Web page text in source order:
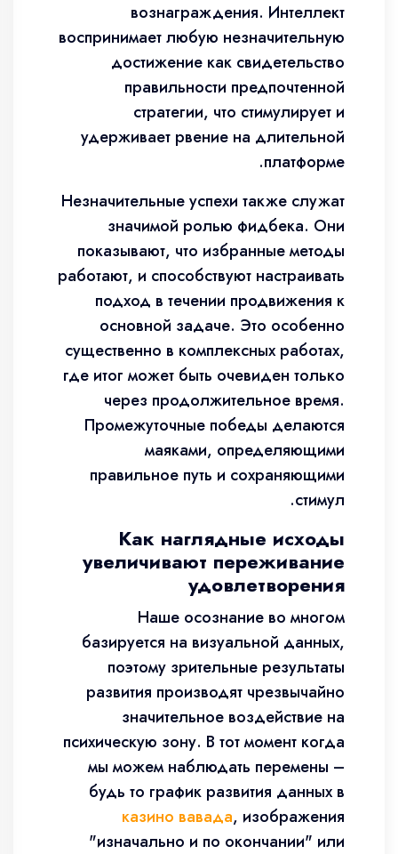
вознаграждения. Интеллект
воспринимает любую незначительную
достижение как свидетельство
правильности предпочтенной
стратегии, что стимулирует и
удерживает рвение на длительной
платформе.
Незначительные успехи также служат
значимой ролью фидбека. Они
показывают, что избранные методы
работают, и способствуют настраивать
подход в течении продвижения к
основной задаче. Это особенно
существенно в комплексных работах,
где итог может быть очевиден только
через продолжительное время.
Промежуточные победы делаются
маяками, определяющими
правильное путь и сохраняющими
стимул.
Как наглядные исходы
увеличивают переживание
удовлетворения
Наше осознание во многом
базируется на визуальной данных,
поэтому зрительные результаты
развития производят чрезвычайно
значительное воздействие на
психическую зону. В тот момент когда
мы можем наблюдать перемены –
будь то график развития данных в
казино вавада, изображения
"изначально и по окончании" или